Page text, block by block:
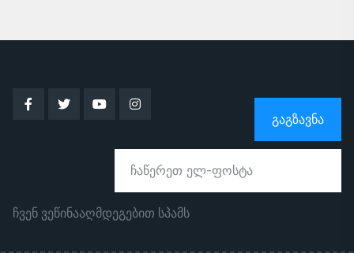
ᲒᲐᲒᲖᲐᲕᲜᲐ
ჩვენ ვეწინააღმდეგებით სპამს